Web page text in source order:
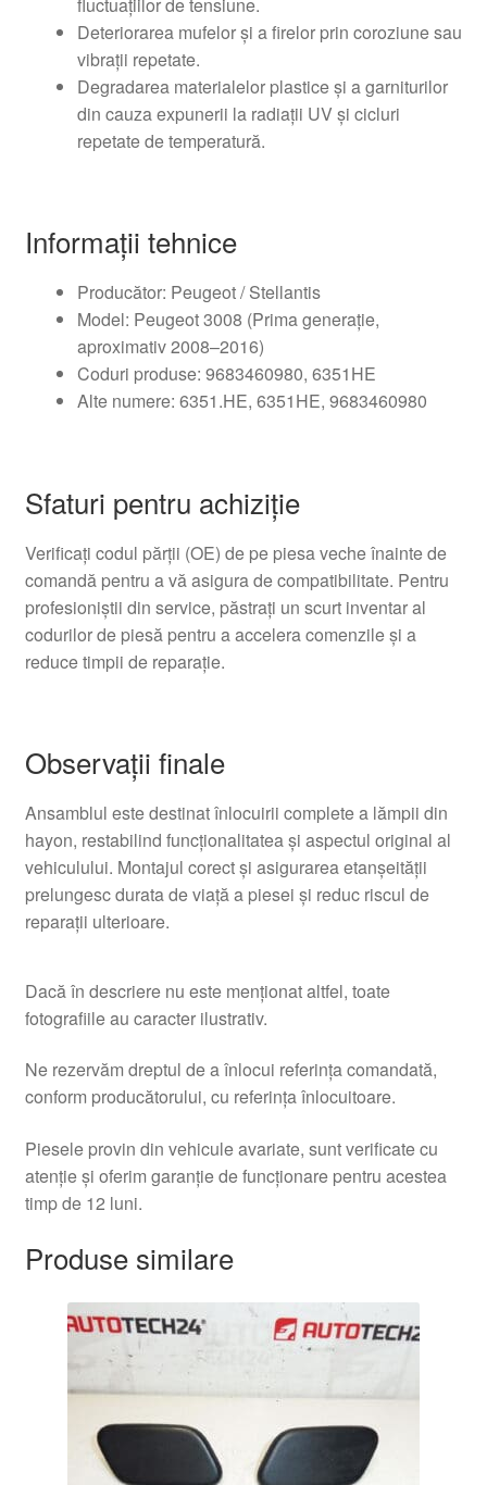
Deteriorarea mufelor și a firelor prin coroziune sau
vibrații repetate.
Degradarea materialelor plastice și a garniturilor
din cauza expunerii la radiații UV și cicluri
repetate de temperatură.
Informații tehnice
Producător: Peugeot / Stellantis
Model: Peugeot 3008 (Prima generație,
aproximativ 2008–2016)
Coduri produse: 9683460980, 6351HE
Alte numere: 6351.HE, 6351HE, 9683460980
Sfaturi pentru achiziție
Verificați codul părții (OE) de pe piesa veche înainte de
comandă pentru a vă asigura de compatibilitate. Pentru
profesioniștii din service, păstrați un scurt inventar al
codurilor de piesă pentru a accelera comenzile și a
reduce timpii de reparație.
Observații finale
Ansamblul este destinat înlocuirii complete a lămpii din
hayon, restabilind funcționalitatea și aspectul original al
vehiculului. Montajul corect și asigurarea etanșeității
prelungesc durata de viață a piesei și reduc riscul de
reparații ulterioare.
Dacă în descriere nu este menționat altfel, toate
fotografiile au caracter ilustrativ.
Ne rezervăm dreptul de a înlocui referința comandată,
conform producătorului, cu referința înlocuitoare.
Piesele provin din vehicule avariate, sunt verificate cu
atenție și oferim garanție de funcționare pentru acestea
timp de 12 luni.
Produse similare